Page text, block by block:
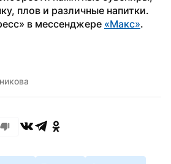
плов и различные напитки.
в мессенджере «Макс».